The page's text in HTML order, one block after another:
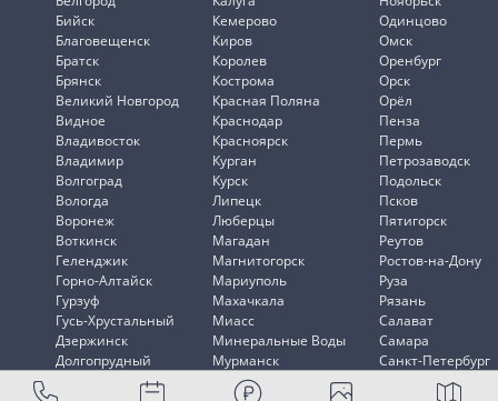
Бийск
Благовещенск
Братск
Брянск
Великий Новгород
Видное
Владивосток
Владимир
Волгоград
Вологда
Воронеж
Воткинск
Геленджик
Горно-Алтайск
Гурзуф
Гусь-Хрустальный
Дзержинск
Долгопрудный
Кемерово
Киров
Королев
Кострома
Красная Поляна
Краснодар
Красноярск
Курган
Курск
Липецк
Люберцы
Магадан
Магнитогорск
Мариуполь
Махачкала
Миасс
Минеральные Воды
Мурманск
Мытищи
Одинцово
Омск
Оренбург
Орск
Орёл
Пенза
Пермь
Петрозаводск
Подольск
Псков
Пятигорск
Реутов
Ростов-на-Дону
Руза
Рязань
Салават
Самара
Санкт-Петербург